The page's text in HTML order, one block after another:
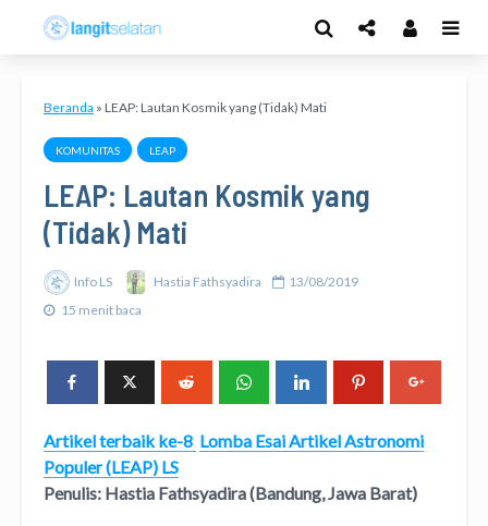
Beranda » LEAP: Lautan Kosmik yang (Tidak) Mati
KOMUNITAS LEAP
LEAP: Lautan Kosmik yang
(Tidak) Mati
Info LS Hastia Fathsyadira
13/08/2019
15 menit baca
Artikel terbaik ke-8 Lomba Esai Artikel Astronomi
Populer (LEAP) LS
Penulis: Hastia Fathsyadira (Bandung, Jawa Barat)